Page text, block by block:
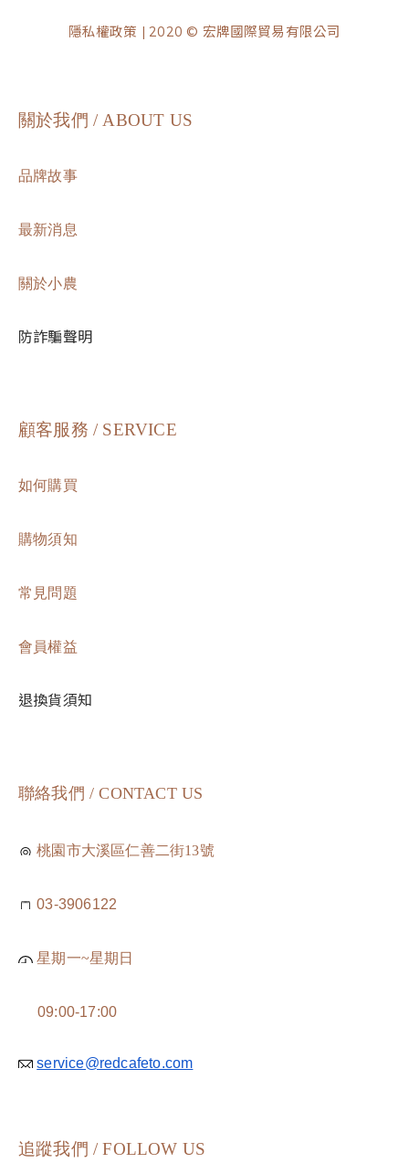
隱私權政策 | 2020 © 宏牌國際貿易有限公司
關於我們 / ABOUT US
品牌故事
最新消息
關於小農
防詐騙聲明
顧客服務 / SERVICE
如何購買
購物須知
常見問題
會員權益
退換貨須知
聯絡我們 / CONTACT US
桃園市大溪區仁善二街13號
03-3906122
星期一~星期日
09:00-17:00
service@redcafeto.com
追蹤我們 / FOLLOW US